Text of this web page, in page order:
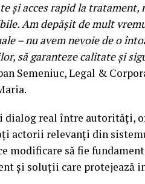
și acces rapid la tratament,
Am depășit de mult
– nu avem nevoie de o
să garanteze calitate și
Semeniuc, Legal &
dialog real între autorități,
actorii relevanți din
modificare să fie
și soluții care protejează